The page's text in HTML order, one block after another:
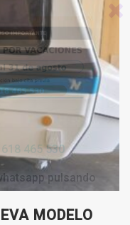
MODELO
618 465 530
pulsando